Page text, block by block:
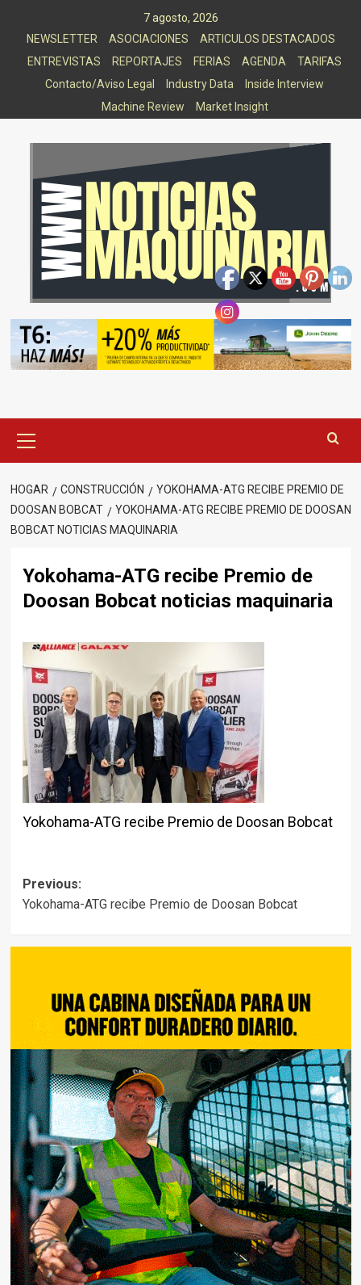
7 agosto, 2026
NEWSLETTER
ASOCIACIONES
ARTICULOS DESTACADOS
ENTREVISTAS
REPORTAJES FERIAS AGENDA
TARIFAS
Contacto/Aviso Legal
Industry Data
Inside Interview
Machine Review
Market Insight
principal
HOGAR CONSTRUCCIÓN
YOKOHAMA-ATG RECIBE PREMIO DE
DOOSAN BOBCAT
YOKOHAMA-ATG RECIBE PREMIO DE DOOSAN
BOBCAT NOTICIAS MAQUINARIA
Yokohama-ATG recibe Premio de
Doosan Bobcat noticias maquinaria
Yokohama-ATG recibe Premio de Doosan Bobcat
Post
Previous:
Yokohama-ATG recibe Premio de Doosan Bobcat